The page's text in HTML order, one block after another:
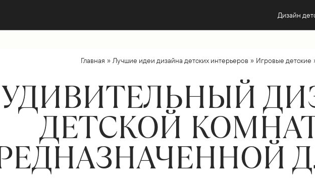
Дизайн
Главная »Лучшие идеи дизайна детских интерьеров » Игровые детские
УДИВИТЕЛЬНЫЙ
ДЕТСКОЙ